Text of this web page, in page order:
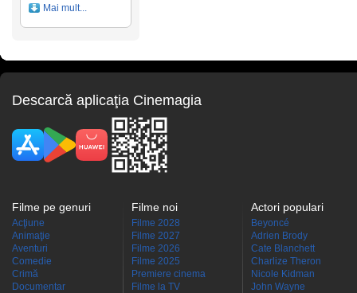
Mai mult...
Descarcă aplicaţia Cinemagia
Filme pe genuri
Acţiune
Animaţie
Aventuri
Comedie
Crimă
Documentar
Filme noi
Filme 2028
Filme 2027
Filme 2026
Filme 2025
Premiere cinema
Filme la TV
Actori populari
Beyoncé
Adrien Brody
Cate Blanchett
Charlize Theron
Nicole Kidman
John Wayne